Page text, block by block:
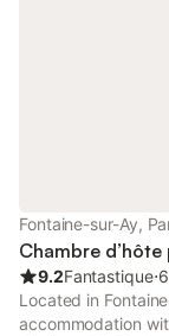
Fontaine-sur-Ay,
Chambre
9.2Fantastique⋅
Located in
accommodation